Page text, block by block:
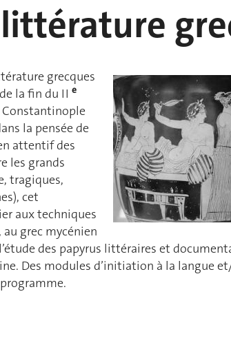
grecques
la fin du II e
Constantinople
la pensée de
attentif des
les grands
tragiques,
cet
aux techniques
grec mycénien
des papyrus littéraires et
Des modules d’initiation à la langue